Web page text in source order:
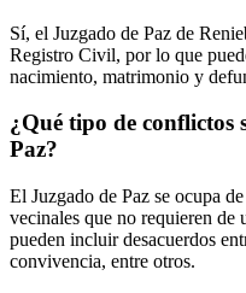
Sí, el Juzgado de Paz de
Registro Civil, por lo que
nacimiento, matrimonio y
¿Qué tipo de conflictos
Paz?
El Juzgado de Paz se ocupa
vecinales que no requieren
pueden incluir desacuerdos
convivencia, entre otros.